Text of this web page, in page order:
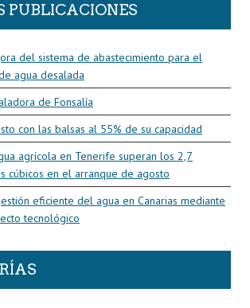
PUBLICACIONES
del sistema de abastecimiento para el
agua desalada
de Fonsalía
con las balsas al 55% de su capacidad
agrícola en Tenerife superan los 2,7
cúbicos en el arranque de agosto
eficiente del agua en Canarias mediante
tecnológico